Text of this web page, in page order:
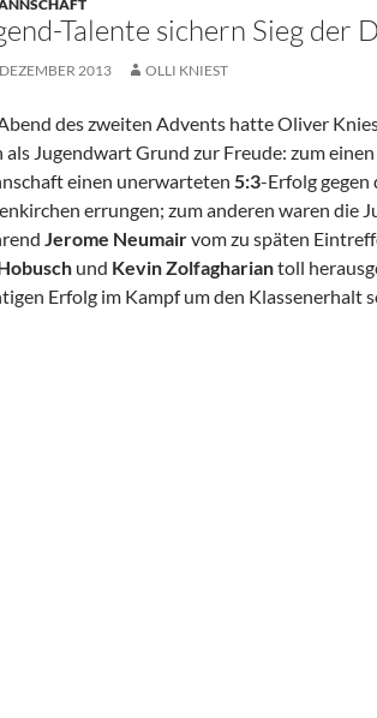
Talente sichern Sieg der
2013 OLLI KNIEST
des zweiten Advents hatte Oliver
als Jugendwart Grund zur Freude: zum
einen unerwarteten 5:3-Erfolg gegen
errungen; zum anderen waren die
Jerome Neumairvom zu späten
und Kevin Zolfaghariantoll
Erfolg im Kampf um den Klassenerhalt